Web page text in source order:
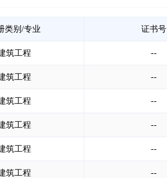
类别/专业 证书号
筑工程 --
筑工程 --
筑工程 --
筑工程 --
筑工程 --
筑工程 --